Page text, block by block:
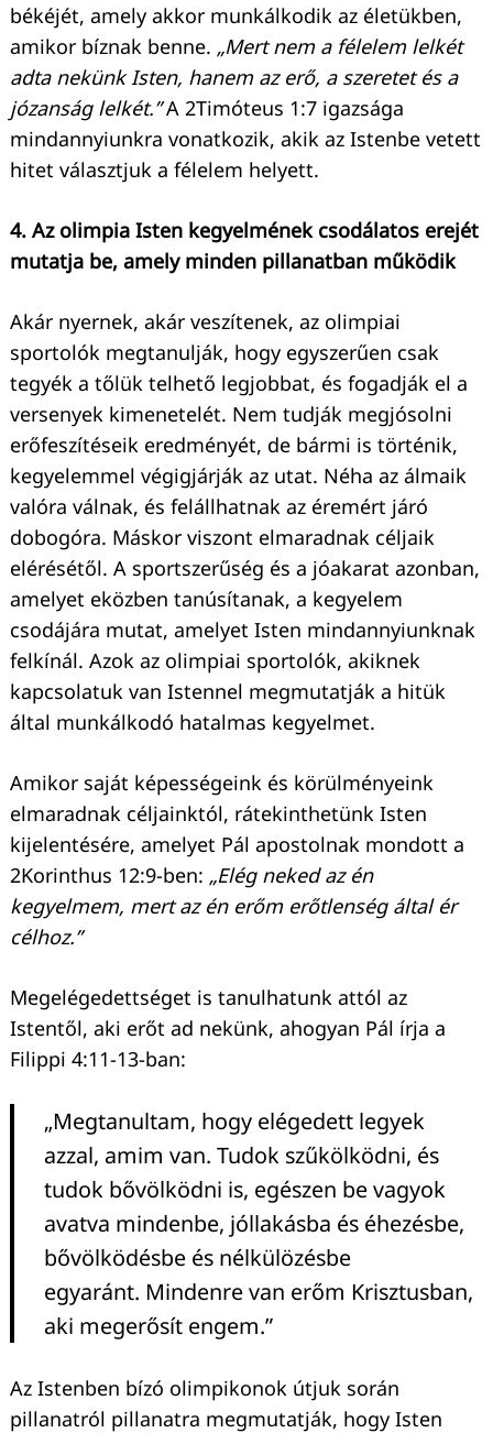
békéjét, amely akkor munkálkodik az életükben,
amikor bíznak benne. „Mert nem a félelem lelkét
adta nekünk Isten, hanem az erő, a szeretet és a
józanság lelkét.”A 2Timóteus 1:7 igazsága
mindannyiunkra vonatkozik, akik az Istenbe vetett
hitet választjuk a félelem helyett.
4. Az olimpia Isten kegyelmének csodálatos erejét
mutatja be, amely minden pillanatban működik
Akár nyernek, akár veszítenek, az olimpiai
sportolók megtanulják, hogy egyszerűen csak
tegyék a tőlük telhető legjobbat, és fogadják el a
versenyek kimenetelét. Nem tudják megjósolni
erőfeszítéseik eredményét, de bármi is történik,
kegyelemmel végigjárják az utat. Néha az álmaik
valóra válnak, és felállhatnak az éremért járó
dobogóra. Máskor viszont elmaradnak céljaik
elérésétől. A sportszerűség és a jóakarat azonban,
amelyet eközben tanúsítanak, a kegyelem
csodájára mutat, amelyet Isten mindannyiunknak
felkínál. Azok az olimpiai sportolók, akiknek
kapcsolatuk van Istennel megmutatják a hitük
által munkálkodó hatalmas kegyelmet.
Amikor saját képességeink és körülményeink
elmaradnak céljainktól, rátekinthetünk Isten
kijelentésére, amelyet Pál apostolnak mondott a
2Korinthus 12:9-ben: „Elég neked az én
kegyelmem, mert az én erőm erőtlenség által ér
célhoz.”
Megelégedettséget is tanulhatunk attól az
Istentől, aki erőt ad nekünk, ahogyan Pál írja a
Filippi 4:11-13-ban:
„Megtanultam, hogy elégedett legyek
azzal, amim van. Tudok szűkölködni, és
tudok bővölködni is, egészen be vagyok
avatva mindenbe, jóllakásba és éhezésbe,
bővölködésbe és nélkülözésbe
egyaránt. Mindenre van erőm Krisztusban,
aki megerősít engem.”
Az Istenben bízó olimpikonok útjuk során
pillanatról pillanatra megmutatják, hogy Isten